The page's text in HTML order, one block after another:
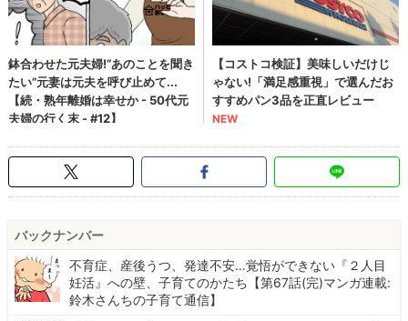
バックナンバー
不育症、産後うつ、発達不安…覚悟ができない『２人目
妊活』への壁、子育てのかたち【第67話(完)マンガ連載:
鈴木さんちの子育て通信】